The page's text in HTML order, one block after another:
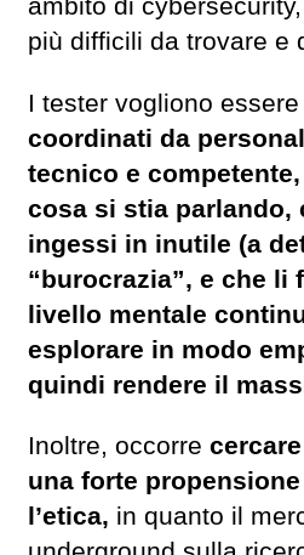
ambito di
più difficili da trovare e
I tester vogliono essere
coordinati da
tecnico e
cosa si stia parlando,
ingessi in inutile (a
“burocrazia”, e che li
livello mentale
esplorare in modo
quindi rendere il
Inoltre, occorre
una forte
l’etica, in quanto il